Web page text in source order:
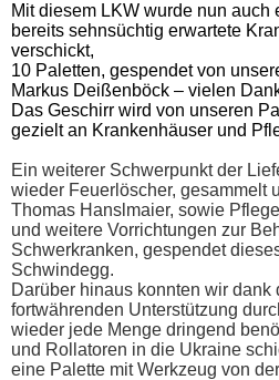
Mit diesem LKW wurde nun auch
bereits sehnsüchtig erwartete
verschickt,
10 Paletten, gespendet von
Markus Deißenböck – vielen
Das Geschirr wird von unseren
gezielt an Krankenhäuser und
Ein weiterer Schwerpunkt der
wieder Feuerlöscher, gesammelt
Thomas Hanslmaier, sowie
und weitere Vorrichtungen zur
Schwerkranken, gespendet
Schwindegg.
Darüber hinaus konnten wir dank
fortwährenden Unterstützung
wieder jede Menge dringend
und Rollatoren in die Ukraine
eine Palette mit Werkzeug von